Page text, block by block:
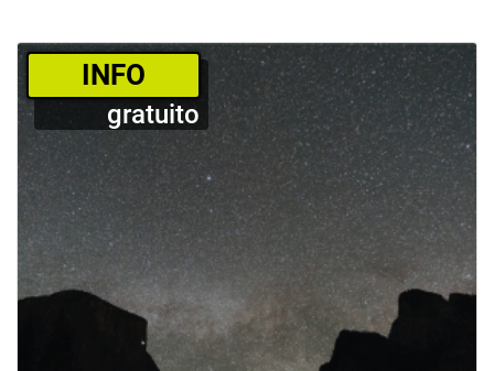
­INFO
gratuito